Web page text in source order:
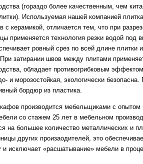
(гораздо более качественным, чем
Используемая нашей компанией
с керамикой, отличается тем, что при
применяется технология резки водой под
ровный срез по всей длине плитки
затирании швов между плитами
обладает противогрибковым
и морозостойкая, экологически безопасна.
бордюр из пластика.
производится мебельщиками с опытом
со стажем 25 лет в мебельном
на большее количество металлических и
других произаодителей, это
и исключает «расшатывание» мебели в